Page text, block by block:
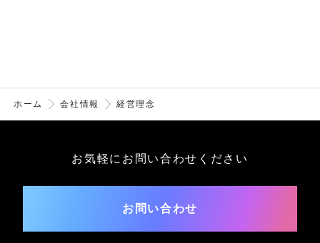
ホーム 会社情報 経営理念
お気軽にお問い合わせください
お問い合わせ